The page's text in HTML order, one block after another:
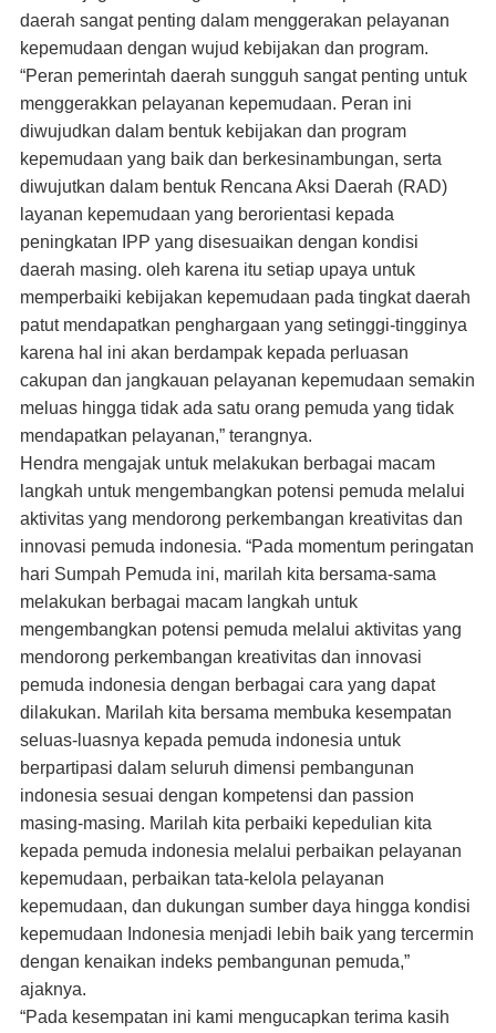
daerah sangat penting dalam menggerakan pelayanan
kepemudaan dengan wujud kebijakan dan program.
“Peran pemerintah daerah sungguh sangat penting untuk
menggerakkan pelayanan kepemudaan. Peran ini
diwujudkan dalam bentuk kebijakan dan program
kepemudaan yang baik dan berkesinambungan, serta
diwujutkan dalam bentuk Rencana Aksi Daerah (RAD)
layanan kepemudaan yang berorientasi kepada
peningkatan IPP yang disesuaikan dengan kondisi
daerah masing. oleh karena itu setiap upaya untuk
memperbaiki kebijakan kepemudaan pada tingkat daerah
patut mendapatkan penghargaan yang setinggi-tingginya
karena hal ini akan berdampak kepada perluasan
cakupan dan jangkauan pelayanan kepemudaan semakin
meluas hingga tidak ada satu orang pemuda yang tidak
mendapatkan pelayanan,” terangnya.
Hendra mengajak untuk melakukan berbagai macam
langkah untuk mengembangkan potensi pemuda melalui
aktivitas yang mendorong perkembangan kreativitas dan
innovasi pemuda indonesia. “Pada momentum peringatan
hari Sumpah Pemuda ini, marilah kita bersama-sama
melakukan berbagai macam langkah untuk
mengembangkan potensi pemuda melalui aktivitas yang
mendorong perkembangan kreativitas dan innovasi
pemuda indonesia dengan berbagai cara yang dapat
dilakukan. Marilah kita bersama membuka kesempatan
seluas-luasnya kepada pemuda indonesia untuk
berpartipasi dalam seluruh dimensi pembangunan
indonesia sesuai dengan kompetensi dan passion
masing-masing. Marilah kita perbaiki kepedulian kita
kepada pemuda indonesia melalui perbaikan pelayanan
kepemudaan, perbaikan tata-kelola pelayanan
kepemudaan, dan dukungan sumber daya hingga kondisi
kepemudaan Indonesia menjadi lebih baik yang tercermin
dengan kenaikan indeks pembangunan pemuda,”
ajaknya.
“Pada kesempatan ini kami mengucapkan terima kasih